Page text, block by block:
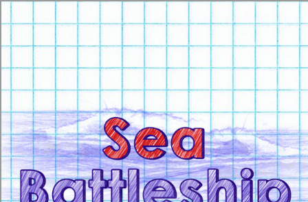
[object HTMLMetaElement]
пополнить счет